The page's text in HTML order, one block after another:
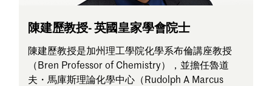
陳建歷教授- 英國皇家學會院士
陳建歷教授是加州理工學院化學系布倫講座教授
（Bren Professor of Chemistry），並擔任魯道
夫・馬庫斯理論化學中心（Rudolph A Marcus